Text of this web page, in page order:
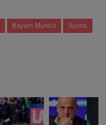
Bayern Munich Sports